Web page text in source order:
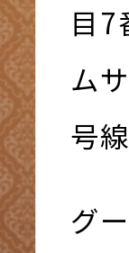
⽬7
ム
号
グ